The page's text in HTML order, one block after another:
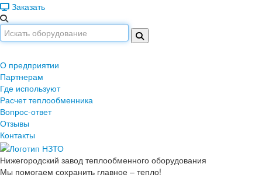
Заказать
О предприятии
Партнерам
Где используют
Расчет теплообменника
Вопрос-ответ
Отзывы
Контакты
Нижегородский завод теплообменного оборудования
Мы помогаем сохранить главное – тепло!